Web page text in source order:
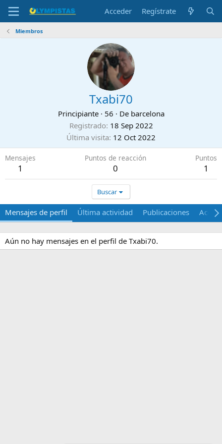
Acceder Regístrate
Miembros
Txabi70
Principiante · 56 · De barcelona
Registrado 18 Sep 2022
Última visita 12 Oct 2022
Mensajes
1
Puntos de reacción
0
Puntos
1
Buscar
Mensajes de perfil Última actividad Publicaciones Acerca
Aún no hay mensajes en el perfil de Txabi70.